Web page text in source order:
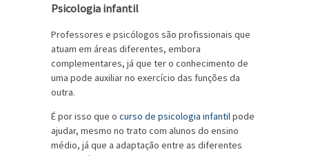
Psicologia infantil
Professores e psicólogos são profissionais que
atuam em áreas diferentes, embora
complementares, já que ter o conhecimento de
uma pode auxiliar no exercício das funções da
outra.
É por isso que o curso de psicologia infantilpode
ajudar, mesmo no trato com alunos do ensino
médio, já que a adaptação entre as diferentes